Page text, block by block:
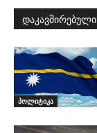
დაკავშირებული
პოლიტიკა